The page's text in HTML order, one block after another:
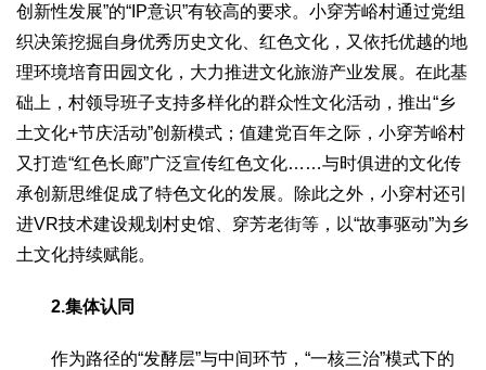
创新性发展”的“IP意识”有较高的要求。小穿芳峪村通过党组
织决策挖掘自身优秀历史文化、红色文化，又依托优越的地
理环境培育田园文化，大力推进文化旅游产业发展。在此基
础上，村领导班子支持多样化的群众性文化活动，推出“乡
土文化+节庆活动”创新模式；值建党百年之际，小穿芳峪村
又打造“红色长廊”广泛宣传红色文化……与时俱进的文化传
承创新思维促成了特色文化的发展。除此之外，小穿村还引
进VR技术建设规划村史馆、穿芳老街等，以“故事驱动”为乡
土文化持续赋能。
2.集体认同
作为路径的“发酵层”与中间环节，“一核三治”模式下的